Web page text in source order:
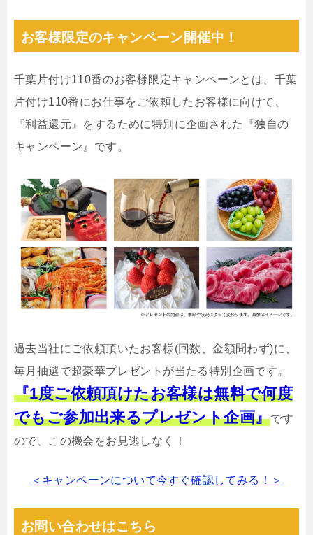
お客様限定のキャンペーン開催中！
千葉片付け110番のお客様限定キャンペーンとは、千葉
片付け110番にお仕事をご依頼したお客様に向けて、
『利益還元』をするために特別に企画された『独自の
キャンペーン』です。
過去当社にご依頼頂いたお客様(回数、金額問わず)に、
毎月抽選で超豪華プレゼントが当たる特別企画です。
『1度ご依頼頂けたお客様は無料で何度
でもご参加出来るプレゼント企画』です
ので、この機会をお見逃しなく！
＜キャンペーンについて今すぐ確認してみる！＞
お問い合わせはこちら